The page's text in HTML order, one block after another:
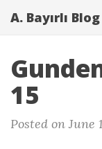
A. Bayırlı Blog
15
Posted on June